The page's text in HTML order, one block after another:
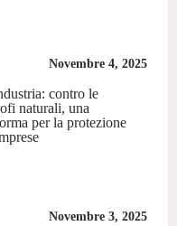
Novembre 4, 2025
contro le
naturali, una
per la protezione
Novembre 3, 2025